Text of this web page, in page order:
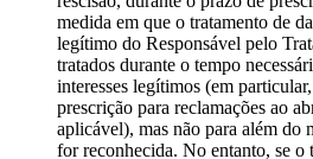
medida em que o tratamento de
legítimo do Responsável pelo
tratados durante o tempo
interesses legítimos (em
prescrição para reclamações ao
aplicável), mas não para além do
for reconhecida. No entanto, se o